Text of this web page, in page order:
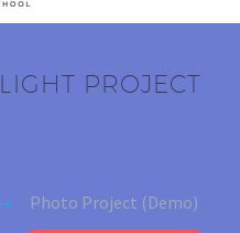
LIGHT PROJECT
Photo Project (Demo)